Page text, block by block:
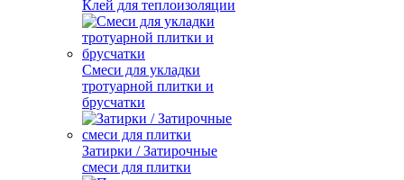
Клей для теплоизоляции
Смеси для укладки
тротуарной плитки и
брусчатки
Затирки / Затирочные
смеси для плитки